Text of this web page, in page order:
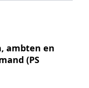
ambten en
(PS